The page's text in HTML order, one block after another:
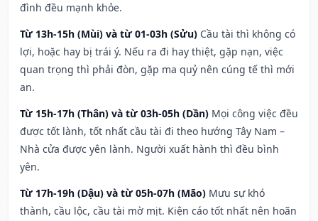
đình đều mạnh khỏe.
Từ 13h-15h (Mùi) và từ 01-03h (Sửu) Cầu tài thì không có
lợi, hoặc hay bị trái ý. Nếu ra đi hay thiệt, gặp nạn, việc
quan trọng thì phải đòn, gặp ma quỷ nên cúng tế thì mới
an.
Từ 15h-17h (Thân) và từ 03h-05h (Dần) Mọi công việc đều
được tốt lành, tốt nhất cầu tài đi theo hướng Tây Nam –
Nhà cửa được yên lành. Người xuất hành thì đều bình
yên.
Từ 17h-19h (Dậu) và từ 05h-07h (Mão) Mưu sự khó
thành, cầu lộc, cầu tài mờ mịt. Kiện cáo tốt nhất nên hoãn